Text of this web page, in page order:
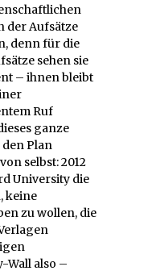
der Aufsätze
denn für die
sehen sie
– ihnen bleibt
Ruf
ganze
Plan
selbst: 2012
University die
keine
zu wollen, die
Wall also –